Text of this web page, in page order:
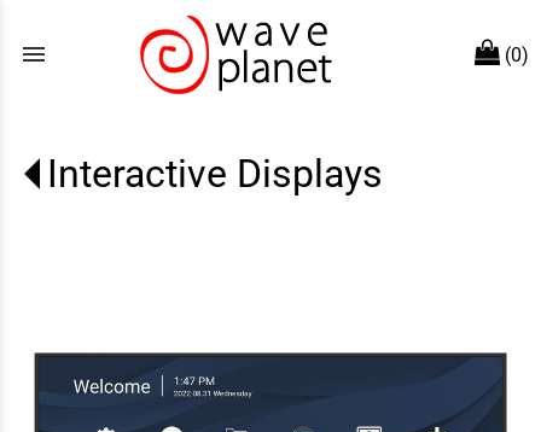
menu (0)
Interactive Displays